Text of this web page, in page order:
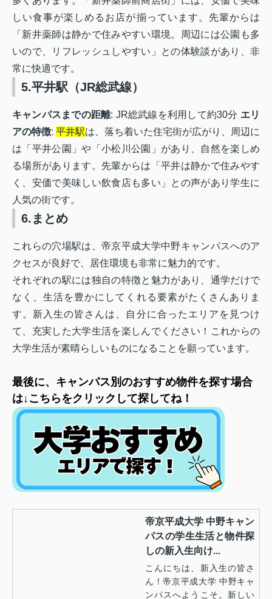
しい食事が楽しめるお店が揃っています。先輩からは
「新井薬師は静かで住みやすい環境。周辺には公園も多
いので、リフレッシュしやすい」との体験談があり、非
常に快適です。
5.平井駅（JR総武線）
キャンパスまでの距離: JR総武線を利用して約30分 エリ
アの特徴: 平井駅は、落ち着いた住宅街が広がり、周辺に
は「平井公園」や「小松川公園」があり、自然を楽しめ
る場所があります。先輩からは「平井は静かで住みやす
く、安価で美味しい飲食店も多い」との声があり学生に
人気の街です。
6.まとめ
これらの穴場駅は、帝京平成大学中野キャンパスへのア
クセスが良好で、居住環境も非常に魅力的です。
それぞれの駅には独自の特徴と魅力があり、通学だけで
なく、生活を豊かにしてくれる要素がたくさんありま
す。新入生の皆さんは、自分に合ったエリアを見つけ
て、充実した大学生活を楽しんでください！これからの
大学生活が素晴らしいものになることを願っています。
最後に、キャンパス別のおすすめ物件を探す場合
は↓こちらをクリックして探してね！
帝京平成大学 中野キャン
パスの学生生活と物件探
しの新入生向け...
こんにちは、新入生の皆さ
ん！帝京平成大学 中野キャ
ンパスへようこそ。新しい